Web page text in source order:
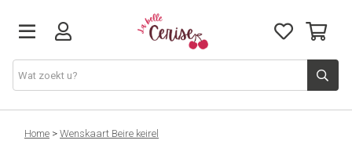
Just arrived
Home > Wenskaart Beire keirel